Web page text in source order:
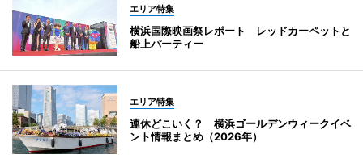
エリア特集
横浜国際映画祭レポート レッドカーペットと
船上パーティー
エリア特集
連休どこいく？ 横浜ゴールデンウィークイベ
ント情報まとめ（2026年）